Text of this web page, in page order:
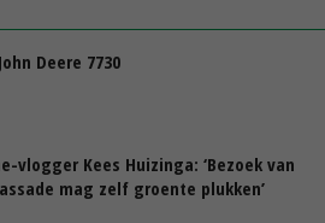
Deere 7730
vlogger Kees Huizinga: ‘Bezoek van
mag zelf groente plukken’